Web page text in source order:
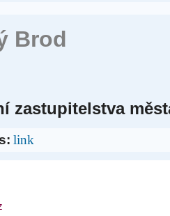
Brod
zastupitelstva
link